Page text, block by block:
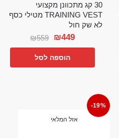
30 קג מתכוונן מקצועי
TRAINING VEST מטילי כסף
לא שק חול
₪559 ₪449
הוספה לסל
-19%
אזל המלאי